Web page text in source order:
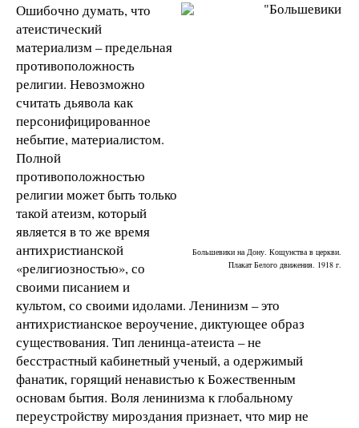
Большевики на Дону. Кощунства в церкви.
Плакат Белого движения. 1918 г.
Ошибочно думать, что
атеистический
материализм – предельная
противоположность
религии. Невозможно
считать дьявола как
персонифицированное
небытие, материалистом.
Полной
противоположностью
религии может быть только
такой атеизм, который
является в то же время
антихристианской
«религиозностью», со
своими писанием и
культом, со своими идолами. Ленинизм – это
антихристианское вероучение, диктующее образ
существования. Тип ленинца-атеиста – не
бесстрастный кабинетный ученый, а одержимый
фанатик, горящий ненавистью к Божественным
основам бытия. Воля ленинизма к глобальному
переустройству мироздания признает, что мир не